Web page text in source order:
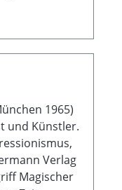
1965)
und Künstler.
Verlag
Magischer